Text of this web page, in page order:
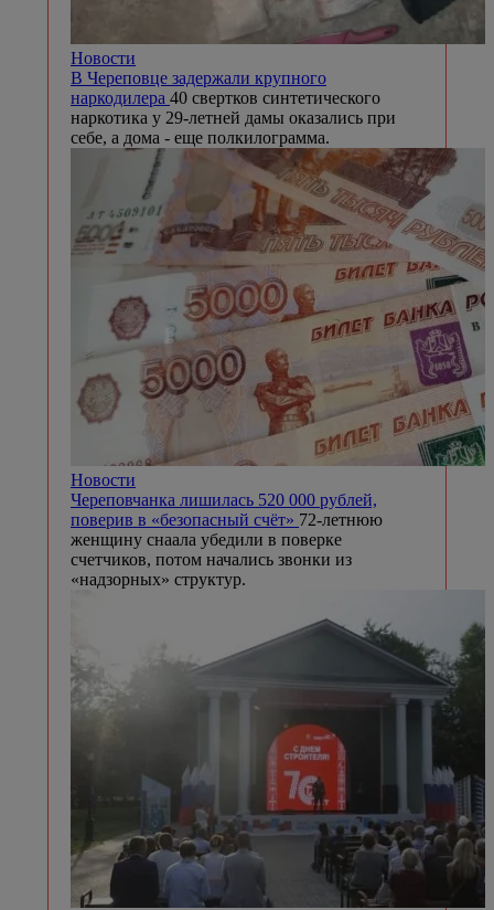
Новости
В Череповце задержали крупного
наркодилера 40 свертков синтетического
наркотика у 29-летней дамы оказались при
себе, а дома - еще полкилограмма.
Новости
Череповчанка лишилась 520 000 рублей,
поверив в «безопасный счёт» 72-летнюю
женщину снаала убедили в поверке
счетчиков, потом начались звонки из
«надзорных» структур.